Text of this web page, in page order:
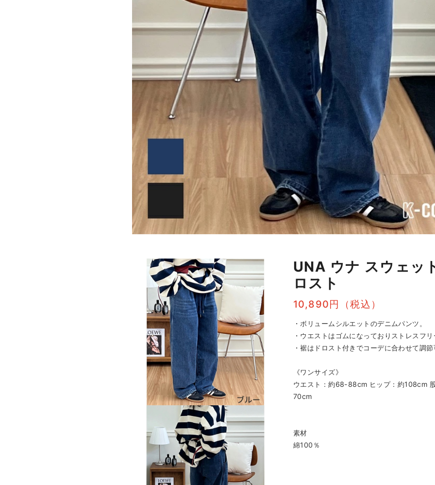
UNA ウナ スウェッ
ロスト
10,890円（税込）
・ボリュームシルエットのデニムパンツ。
・ウエストはゴムになっておりストレスフ
・裾はドロスト付きでコーデに合わせて調
《ワンサイズ》
ウエスト：約68-88cm ヒップ：約108cm
70cm
素材
綿100％